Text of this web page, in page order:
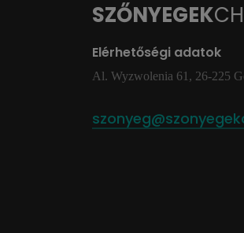
SZŐNYEGEK
Elérhetőségi adatok
Al. Wyzwolenia 61, 26-225